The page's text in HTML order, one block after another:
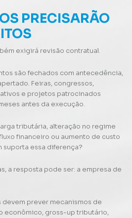
PRECISARÃO
exigirá revisão contratual.
são fechados com antecedência,
Feiras, congressos,
e projetos patrocinados
antes da execução.
tributária, alteração no regime
financeiro ou aumento de custo
suporta essa diferença?
a resposta pode ser: a empresa de
devem prever mecanismos de
econômico, gross-up tributário,